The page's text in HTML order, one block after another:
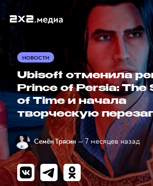
НОВОСТИ
Ubisoft отменила
Prince of Persia: The
of Time и начала
творческую
Семён Трясин — 7 месяцев назад